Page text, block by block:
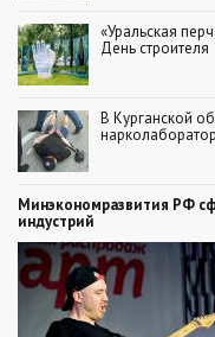
«Уральская
День строителя
В Курганской
Минэкономразвития РФ
индустрий